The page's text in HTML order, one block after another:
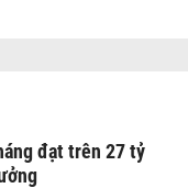
đạt trên 27 tỷ